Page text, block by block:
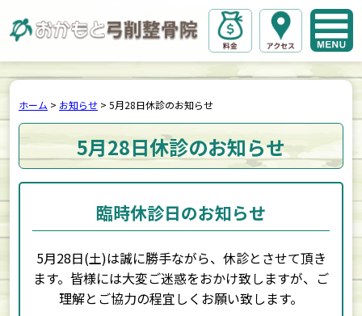
ホーム > お知らせ > 5月28日休診のお知らせ
5月28日休診のお知らせ
臨時休診日のお知らせ
5月28日(土)は誠に勝手ながら、休診とさせて頂き
ます。 皆様には大変ご迷惑をおかけ致しますが、ご
理解とご協力の程宜しくお願い致します。